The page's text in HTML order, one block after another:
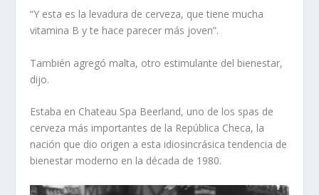
“Y esta es la levadura de cerveza, que tiene mucha
vitamina B y te hace parecer más joven”.
También agregó malta, otro estimulante del bienestar,
dijo.
Estaba en Chateau Spa Beerland, uno de los spas de
cerveza más importantes de la República Checa, la
nación que dio origen a esta idiosincrásica tendencia de
bienestar moderno en la década de 1980.